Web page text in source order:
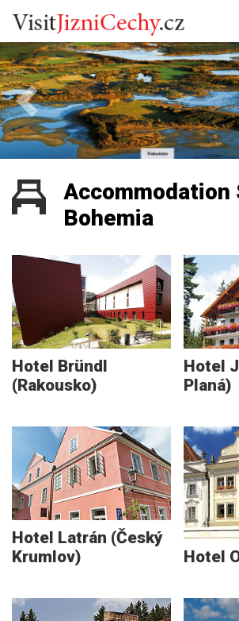
Previous
Accommodation
Bohemia
Hotel Bründl
(Rakousko)
Hotel
Planá)
Hotel Latrán (Český
Krumlov)
Hotel